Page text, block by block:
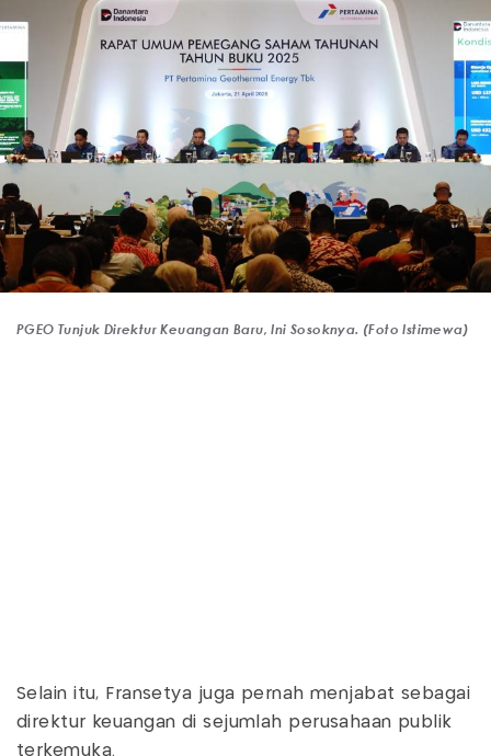
PGEO Tunjuk Direktur Keuangan Baru, Ini Sosoknya. (Foto Istimewa)
Selain itu, Fransetya juga pernah menjabat sebagai
direktur keuangan di sejumlah perusahaan publik
terkemuka.